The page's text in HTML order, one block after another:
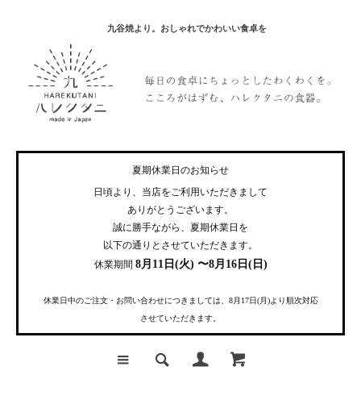
九谷焼より。おしゃれでかわいい食卓を
夏期休業日のお知らせ
日頃より、当店をご利用いただきまして
ありがとうございます。
誠に勝手ながら、夏期休業日を
以下の通りとさせていただきます。
休業期間 8月11日(火) 〜8月16日(日)
休業日中のご注文・お問い合わせにつきましては、8月17日(月)より順次対応
させていただきます。